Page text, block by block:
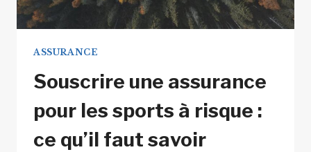
?
ASSURANCE
Souscrire une assurance
pour les sports à risque :
ce qu’il faut savoir